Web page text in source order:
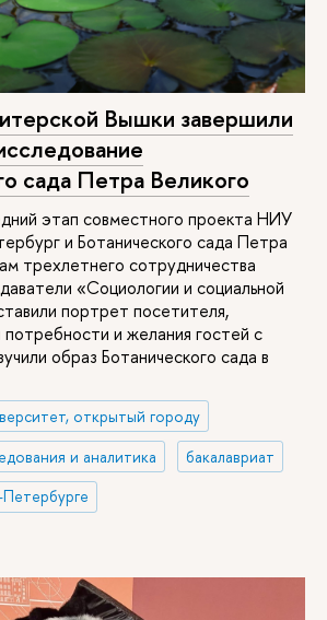
25 / 10 / – 2,5 года
Очно-
Вышки завершили
сада Петра Великого
этап совместного проекта НИУ
и Ботанического сада Петра
трехлетнего сотрудничества
«Социологии и социальной
портрет посетителя,
потребности и желания гостей с
образ Ботанического сада в
открытый городу
и аналитика
бакалавриат